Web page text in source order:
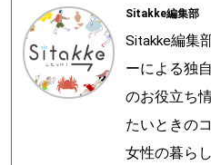
Sitakke編集部
Sitakke編集
ーによる独
のお役立ち
たいときの
女性の暮ら